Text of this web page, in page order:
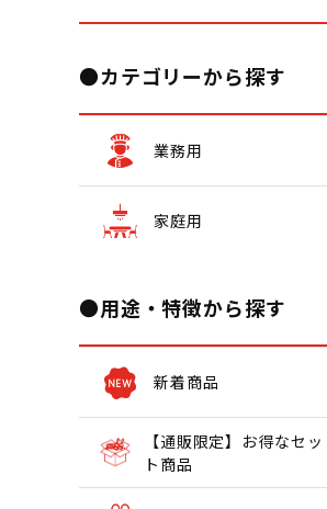
●カテゴリーから探す
業務用
家庭用
●用途・特徴から探す
新着商品
【通販限定】お得なセッ
ト商品